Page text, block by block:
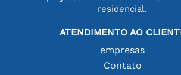
residencial.
ATENDIMENTO AO
empresas
Contato